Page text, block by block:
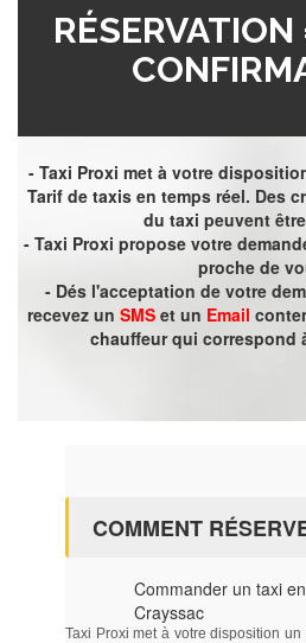
RÉSERVATION
- Taxi Proxi met à votre
Tarif de taxis en temps réel. Des
du taxi peuvent
- Taxi Proxi propose votre
proche de
- Dés l'acceptation de votre
recevez un SMSet un Email
chauffeur qui correspond
COMMENT
Commander un taxi
Crayssac
Taxi Proxi met à votre disposition